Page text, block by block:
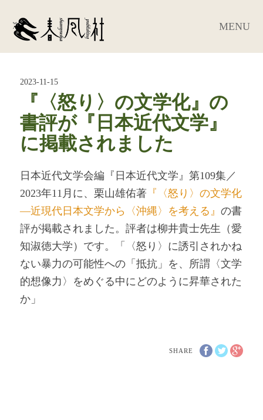
MENU
2023-11-15
『〈怒り〉の文学化』の
書評が『日本近代文学』
に掲載されました
日本近代文学会編『日本近代文学』第109集／
2023年11月に、栗山雄佑著 『〈怒り〉の文学化
―近現代日本文学から〈沖縄〉を考える』の書
評が掲載されました。評者は柳井貴士先生（愛
知淑徳大学）です。「〈怒り〉に誘引されかね
ない暴力の可能性への「抵抗」を、所謂〈文学
的想像力〉をめぐる中にどのように昇華された
か」
SHARE